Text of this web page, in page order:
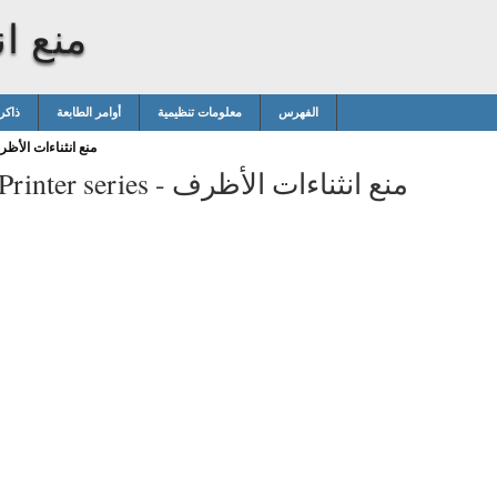
منع
أوامر الطابعة معلومات تنظيمية الفهرس
منع انثناءات
series - منع انثناءات الأظرف